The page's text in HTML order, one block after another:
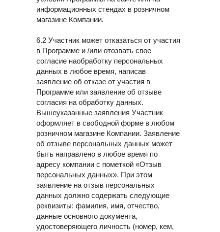
информационных стендах в розничном
магазине Компании.
6.2 Участник может отказаться от участия
в Программе и /или отозвать свое
согласие наобработку персональных
данных в любое время, написав
заявление об отказе от участия в
Программе или заявление об отзыве
согласия на обработку данных.
Вышеуказанные заявления Участник
оформляет в свободной форме в любом
розничном магазине Компании. Заявление
об отзыве персональных данных может
быть направлено в любое время по
адресу компании с пометкой «Отзыв
персональных данных». При этом
заявление на отзыв персональных
данных должно содержать следующие
реквизиты: фамилия, имя, отчество,
данные основного документа,
удостоверяющего личность (номер, кем,